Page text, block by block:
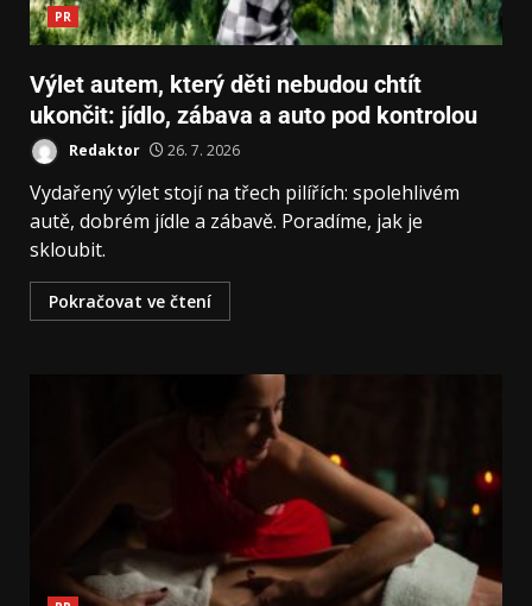
PR
Výlet autem, který děti nebudou chtít
ukončit: jídlo, zábava a auto pod kontrolou
Redaktor 26. 7. 2026
Vydařený výlet stojí na třech pilířích: spolehlivém
autě, dobrém jídle a zábavě. Poradíme, jak je
skloubit.
Pokračovat ve čtení